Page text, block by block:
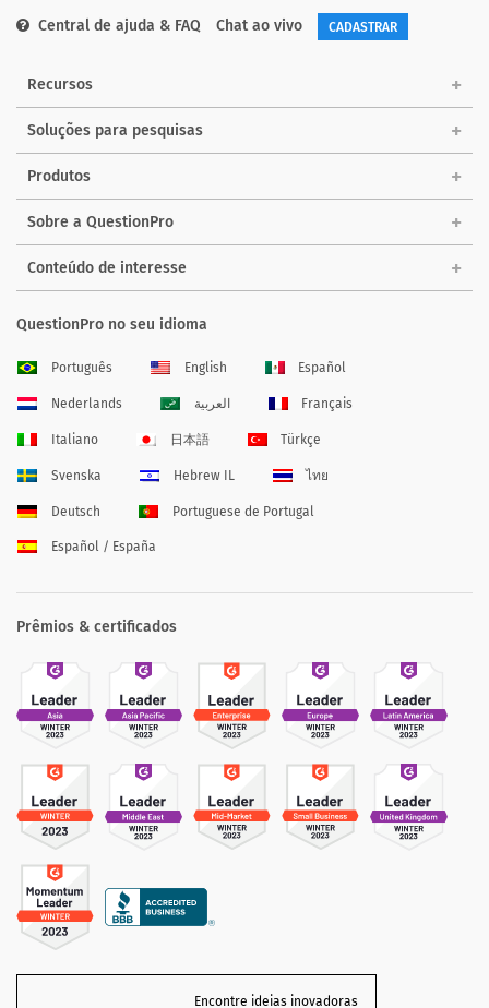
Central de ajuda & FAQ Chat ao vivo CADASTRAR
Recursos
Soluções para pesquisas
Produtos
Sobre a QuestionPro
Conteúdo de interesse
QuestionPro no seu idioma
Português English Español
Nederlands العربية Français
Italiano 日本語 Türkçe
Svenska Hebrew IL ไทย
Deutsch Portuguese de Portugal
Español / España
Prêmios & certificados
Encontre ideias inovadoras